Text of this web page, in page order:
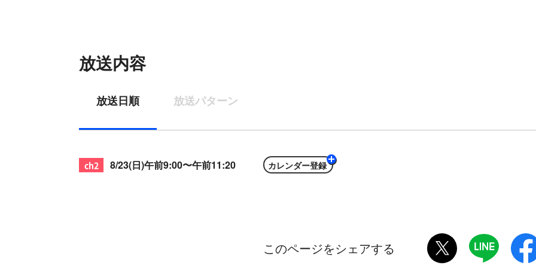
放送内容
放送日順 放送パターン
8/23(日)午前9:00〜午前11:20 カレンダー
このページをシェアする
twitter LINE